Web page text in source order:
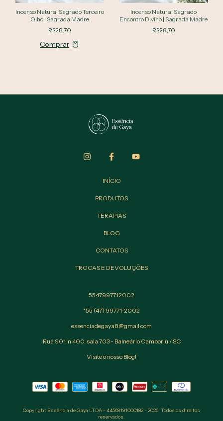
Incenso Natural Sagrado Terceiro
Olho | Sagrada Madre
R$28,70
Incenso Natural Sagrado
Encontro Divino | Sagrada Madre
R$28,70
INÍCIO
PRODUTOS
TERAPIAS
BLOG
CONTATOS
TROCAS E DEVOLUÇÕES
5547997712002
*55 (47) 99771-2002
essenciadegaya8@gmail.com
Rua 901, n 400, sala 703 - Balneário Camboriú / SC
Visite o nosso Blog!
Copyright Essência de Gaya LTDA - 44569191000182 - 2026. Todos os direitos
reservados.